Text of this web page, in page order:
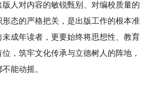
人对内容的敏锐甄别、对编校质量的
态的严格把关，是出版工作的根本准
未成年读者，更要始终将思想性、教育
，筑牢文化传承与立德树人的阵地，
能动摇。